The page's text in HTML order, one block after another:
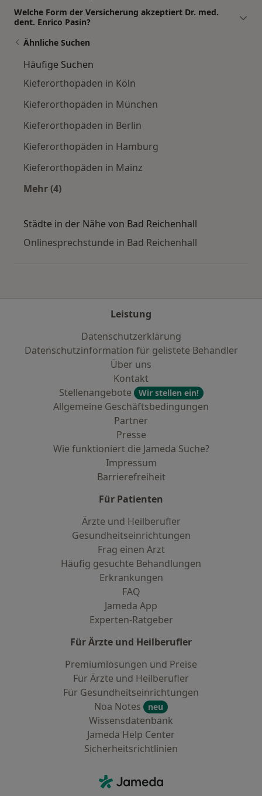
Welche Form der Versicherung akzeptiert Dr. med.
dent. Enrico Pasin?
Ähnliche Suchen
Häufige Suchen
Kieferorthopäden in Köln
Kieferorthopäden in München
Kieferorthopäden in Berlin
Kieferorthopäden in Hamburg
Kieferorthopäden in Mainz
Mehr (4)
Städte in der Nähe von Bad Reichenhall
Onlinesprechstunde in Bad Reichenhall
Leistung
Datenschutzerklärung
Datenschutzinformation für gelistete Behandler
Über uns
Kontakt
Stellenangebote
Wir stellen ein!
Allgemeine Geschäftsbedingungen
Partner
Presse
Wie funktioniert die Jameda Suche?
Impressum
Barrierefreiheit
Für Patienten
Ärzte und Heilberufler
Gesundheitseinrichtungen
Frag einen Arzt
Häufig gesuchte Behandlungen
Erkrankungen
FAQ
Jameda App
Experten-Ratgeber
Für Ärzte und Heilberufler
Premiumlösungen und Preise
Für Ärzte und Heilberufler
Für Gesundheitseinrichtungen
Noa Notes
neu
Wissensdatenbank
Jameda Help Center
Sicherheitsrichtlinien
Jameda - Startseite